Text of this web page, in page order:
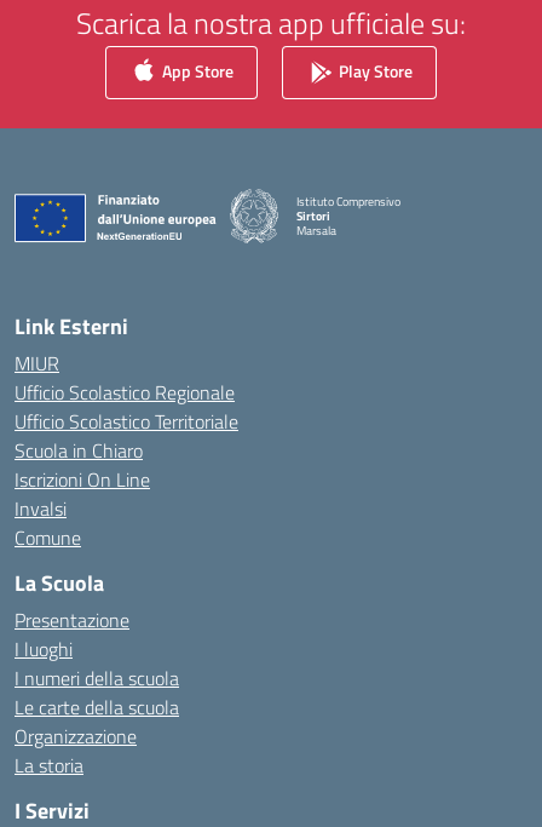
Scarica la nostra app ufficiale su:
App Store Play Store
Istituto Comprensivo
Sirtori
Marsala
Link Esterni
MIUR
Ufficio Scolastico Regionale
Ufficio Scolastico Territoriale
Scuola in Chiaro
Iscrizioni On Line
Invalsi
Comune
La Scuola
Presentazione
I luoghi
I numeri della scuola
Le carte della scuola
Organizzazione
La storia
I Servizi